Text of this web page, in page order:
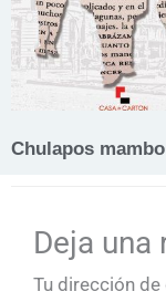
Chulapos mambo
Deja una
Tu dirección